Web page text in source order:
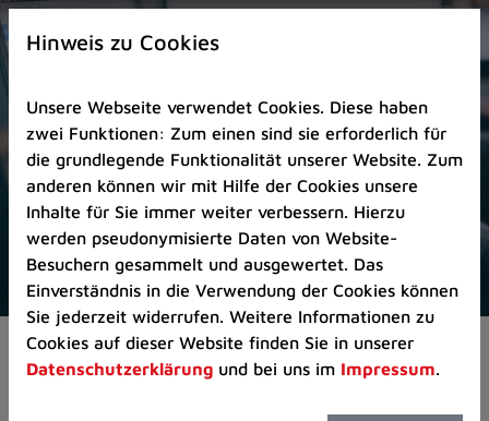
Zur
Startseite
Zum
Seitenanfang
springen
(Schnelltaste
A)
Zur
Navigation/Menü
springen
(Schnelltaste
M)
Zur
Pressemeldungen Schiedsamt für den
Hinweis zu Cookies
Unsere Webseite verwendet Cookies. Diese haben
zwei Funktionen: Zum einen sind sie erforderlich für
die grundlegende Funktionalität unserer Website. Zum
anderen können wir mit Hilfe der Cookies unsere
Inhalte für Sie immer weiter verbessern. Hierzu
werden pseudonymisierte Daten von Website-
Besuchern gesammelt und ausgewertet. Das
Einverständnis in die Verwendung der Cookies können
Sie jederzeit widerrufen. Weitere Informationen zu
Cookies auf dieser Website finden Sie in unserer
Datenschutzerklärung und bei uns im Impressum.